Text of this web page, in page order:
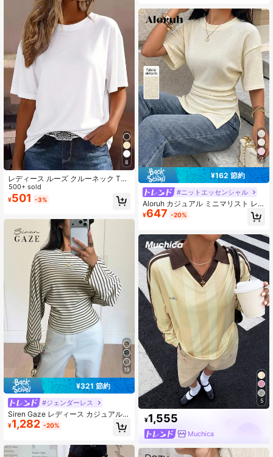
8
レディース ルーズ クルーネック Tシ
ャツ、オールマッチ 無地 半袖トップ
ス、ソフト & 通気性、デイリーウェ
ア & 通勤カジュアル ホワイト 夏、ク
500+ sold
¥501 -3%
19
¥321 節約
#ジェンダーレス
Siren Gaze レディース カジュアル
ストライプ柄 バットウィングスリー
ブ フィットTシャツ、通勤に最適、
¥1,282 -20%
7
¥162 節約
#ニットエッセンシャル
Aloruh カジュアル ミニマリスト レ
トロ エレガント 通勤 多用途 テクス
チャード ベージュ レディースTシャ
アウトドア、夏に適しています、ラ
ウンドネック ウエストシェイプ サイ
ドスリット
¥647 -20%
5
¥1,555
Muchica